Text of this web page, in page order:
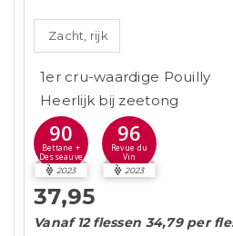
Zacht, rijk
1er cru-waardige Pouilly
Heerlijk bij zeetong
90
Bettane +
Desseauve
2023
96
Revue du
Vin
2023
37,95
Vanaf 12 flessen 34,79 per